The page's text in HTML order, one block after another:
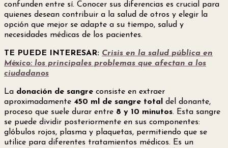
confunden entre sí. Conocer sus diferencias es crucial para
quienes desean contribuir a la salud de otros y elegir la
opción que mejor se adapte a su tiempo, salud y
necesidades médicas de los pacientes.
TE PUEDE INTERESAR: Crisis en la salud pública en
México: los principales problemas que afectan a los
ciudadanos
La donación de sangre consiste en extraer
aproximadamente 450 ml de sangre total
del donante,
proceso que suele durar entre 8 y 10 minutos. Esta sangre
se puede dividir posteriormente en sus componentes:
glóbulos rojos, plasma y plaquetas, permitiendo que se
utilice para diferentes tratamientos médicos. Es un